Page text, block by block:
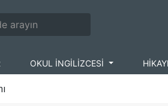
OKUL İNGİLİZCESİ